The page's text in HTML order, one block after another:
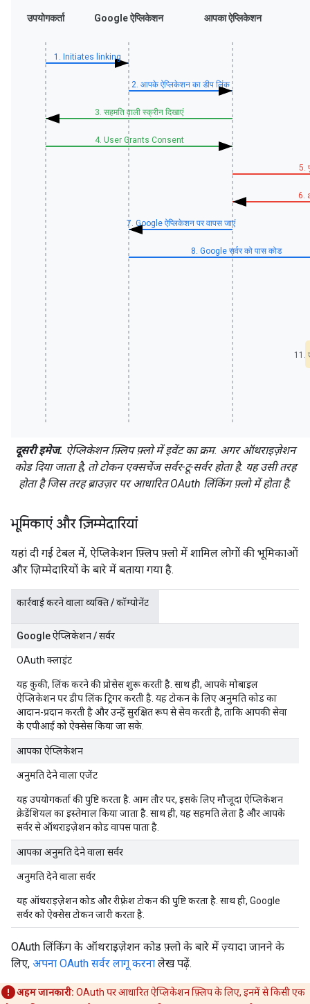
उपयोगकर्ता Google ऐप्लिकेशन आपका ऐप्लिकेशन
1. Initiates linking
2. आपके ऐप्लिकेशन का डीप लिंक
3. सहमति वाली स्क्रीन दिखाएं
4. User Grants Consent
5.
6.
7. Google ऐप्लिकेशन पर वापस जाएं
8. Google सर्वर को पास कोड
11.
दूसरी इमेज. ऐप्लिकेशन फ़्लिप फ़्लो में इवेंट का क्रम. अगर ऑथराइज़ेशन
कोड दिया जाता है, तो टोकन एक्सचेंज सर्वर-टू-सर्वर होता है. यह उसी तरह
होता है जिस तरह ब्राउज़र पर आधारित OAuth लिंकिंग फ़्लो में होता है.
भूमिकाएं और ज़िम्मेदारियां
यहां दी गई टेबल में, ऐप्लिकेशन फ़्लिप फ़्लो में शामिल लोगों की भूमिकाओं
और ज़िम्मेदारियों के बारे में बताया गया है.
कार्रवाई करने वाला व्यक्ति / कॉम्पोनेंट
Google ऐप्लिकेशन / सर्वर
OAuth क्लाइंट
यह कुकी, लिंक करने की प्रोसेस शुरू करती है. साथ ही, आपके मोबाइल
ऐप्लिकेशन पर डीप लिंक ट्रिगर करती है. यह टोकन के लिए अनुमति कोड का
आदान-प्रदान करती है और उन्हें सुरक्षित रूप से सेव करती है, ताकि आपकी सेवा
के एपीआई को ऐक्सेस किया जा सके.
आपका ऐप्लिकेशन
अनुमति देने वाला एजेंट
यह उपयोगकर्ता की पुष्टि करता है. आम तौर पर, इसके लिए मौजूदा ऐप्लिकेशन
क्रेडेंशियल का इस्तेमाल किया जाता है. साथ ही, यह सहमति लेता है और आपके
सर्वर से ऑथराइज़ेशन कोड वापस पाता है.
आपका अनुमति देने वाला सर्वर
अनुमति देने वाला सर्वर
यह ऑथराइज़ेशन कोड और रीफ़्रेश टोकन की पुष्टि करता है. साथ ही, Google
सर्वर को ऐक्सेस टोकन जारी करता है.
OAuth लिंकिंग के ऑथराइज़ेशन कोड फ़्लो के बारे में ज़्यादा जानने के
लिए, अपना OAuth सर्वर लागू करना लेख पढ़ें.
अहम जानकारी: OAuth पर आधारित ऐप्लिकेशन फ़्लिप के लिए, इनमें से किसी एक